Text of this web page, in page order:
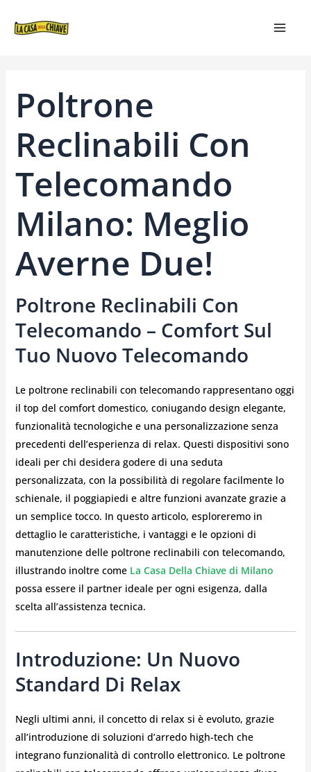
Poltrone
Reclinabili Con
Telecomando
Milano: Meglio
Averne Due!
Poltrone Reclinabili Con
Telecomando – Comfort Sul
Tuo Nuovo Telecomando
Le poltrone reclinabili con telecomando rappresentano oggi
il top del comfort domestico, coniugando design elegante,
funzionalità tecnologiche e una personalizzazione senza
precedenti dell’esperienza di relax. Questi dispositivi sono
ideali per chi desidera godere di una seduta
personalizzata, con la possibilità di regolare facilmente lo
schienale, il poggiapiedi e altre funzioni avanzate grazie a
un semplice tocco. In questo articolo, esploreremo in
dettaglio le caratteristiche, i vantaggi e le opzioni di
manutenzione delle poltrone reclinabili con telecomando,
illustrando inoltre come La Casa Della Chiave di Milano
possa essere il partner ideale per ogni esigenza, dalla
scelta all’assistenza tecnica.
Introduzione: Un Nuovo
Standard Di Relax
Negli ultimi anni, il concetto di relax si è evoluto, grazie
all’introduzione di soluzioni d’arredo high-tech che
integrano funzionalità di controllo elettronico. Le poltrone
ARTICOLI